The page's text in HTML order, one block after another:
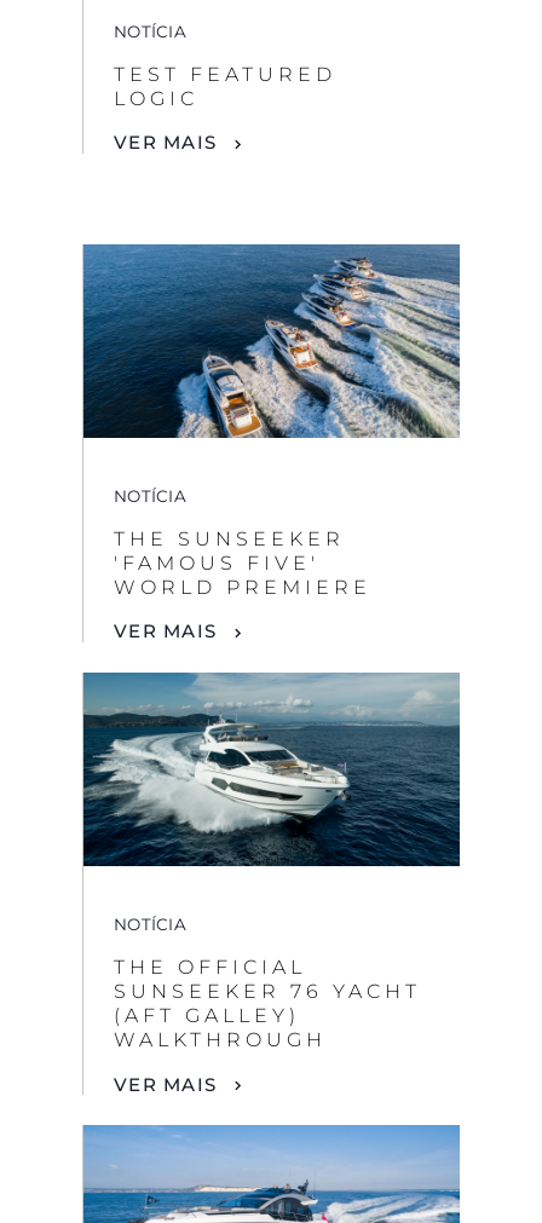
NOTÍCIA
TEST FEATURED
LOGIC
VER MAIS
NOTÍCIA
THE SUNSEEKER
'FAMOUS FIVE'
WORLD PREMIERE
VER MAIS
NOTÍCIA
THE OFFICIAL
SUNSEEKER 76 YACHT
(AFT GALLEY)
WALKTHROUGH
VER MAIS